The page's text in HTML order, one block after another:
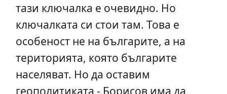
тази ключалка е очевидно. Но
ключалката си стои там. Това е
особеност не на българите, а на
територията, която българите
населяват. Но да оставим
геополитиката - Борисов има да